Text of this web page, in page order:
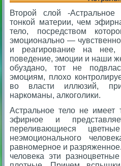
Второй слой -
тонкой материи, чем
тело, посредством
эмоционально —
и реагирование на нее,
поведение, эмоции и наши
обуздано, тот не
эмоциям, плохо
во власти иллюзий,
наркоманы, алкоголики.
Астральное тело не имеет
эфирное и
переливающиеся
неэмоционального
равномерное и
человека эти